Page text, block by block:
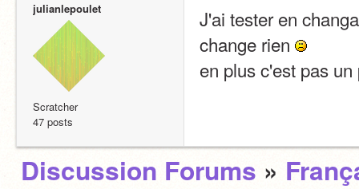
julianlepoulet
Scratcher
47 posts
J'ai tester en
change rien
en plus c'est pas
Discussion Forums »